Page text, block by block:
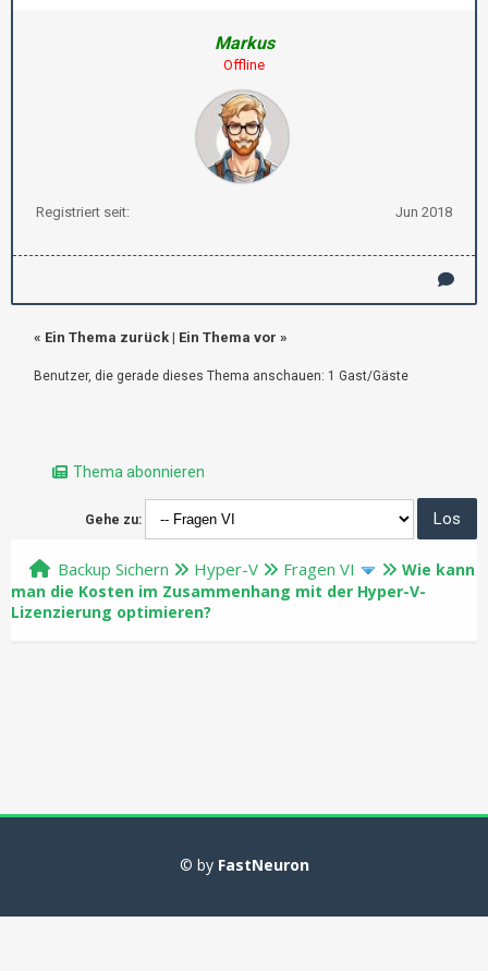
Markus
Offline
Registriert seit: Jun 2018
« Ein Thema zurück | Ein Thema vor »
Benutzer, die gerade dieses Thema anschauen: 1 Gast/Gäste
Thema abonnieren
Gehe zu:
Backup Sichern Hyper-V Fragen VI
Wie kann
man die Kosten im Zusammenhang mit der Hyper-V-
Lizenzierung optimieren?
© by FastNeuron